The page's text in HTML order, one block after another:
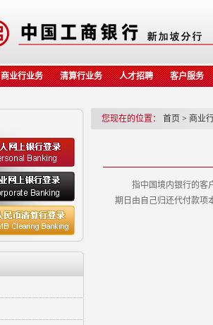
商业行业务 清算行业务 人才招聘 客户服务
您现在的位置： 首页 > 商业
指中国境内银行的客户
期日由自己归还代付款项